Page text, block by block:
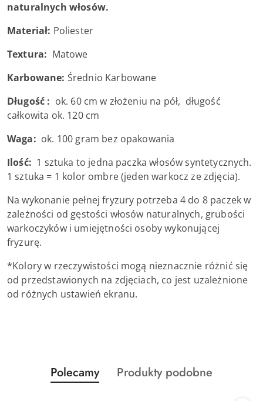
naturalnych włosów.
Materiał: Poliester
Textura: Matowe
Karbowane: Średnio Karbowane
Długość : ok. 60 cm w złożeniu na pół, długość
całkowita ok. 120 cm
Waga: ok. 100 gram bez opakowania
Ilość: 1 sztuka to jedna paczka włosów syntetycznych.
1 sztuka = 1 kolor ombre (jeden warkocz ze zdjęcia).
Na wykonanie pełnej fryzury potrzeba 4 do 8 paczek w
zależności od gęstości włosów naturalnych, grubości
warkoczyków i umiejętności osoby wykonującej
fryzurę.
*Kolory w rzeczywistości mogą nieznacznie różnić się
od przedstawionych na zdjęciach, co jest uzależnione
od różnych ustawień ekranu.
Pomiń karuzelę produktów
Produkty
o
Polecamy
Produkty
Produkty podobne